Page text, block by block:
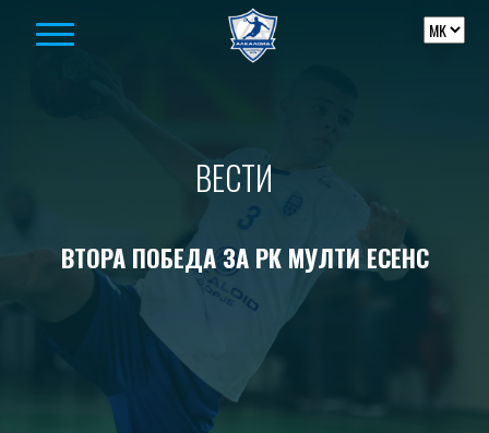
ВЕСТИ
ВТОРА ПОБЕДА ЗА РК МУЛТИ ЕСЕНС